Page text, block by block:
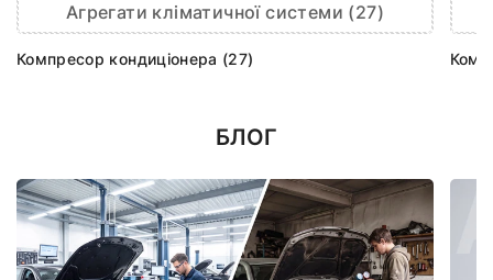
Агрегати кліматичної системи (27)
Компресор кондиціонера (27)
БЛОГ